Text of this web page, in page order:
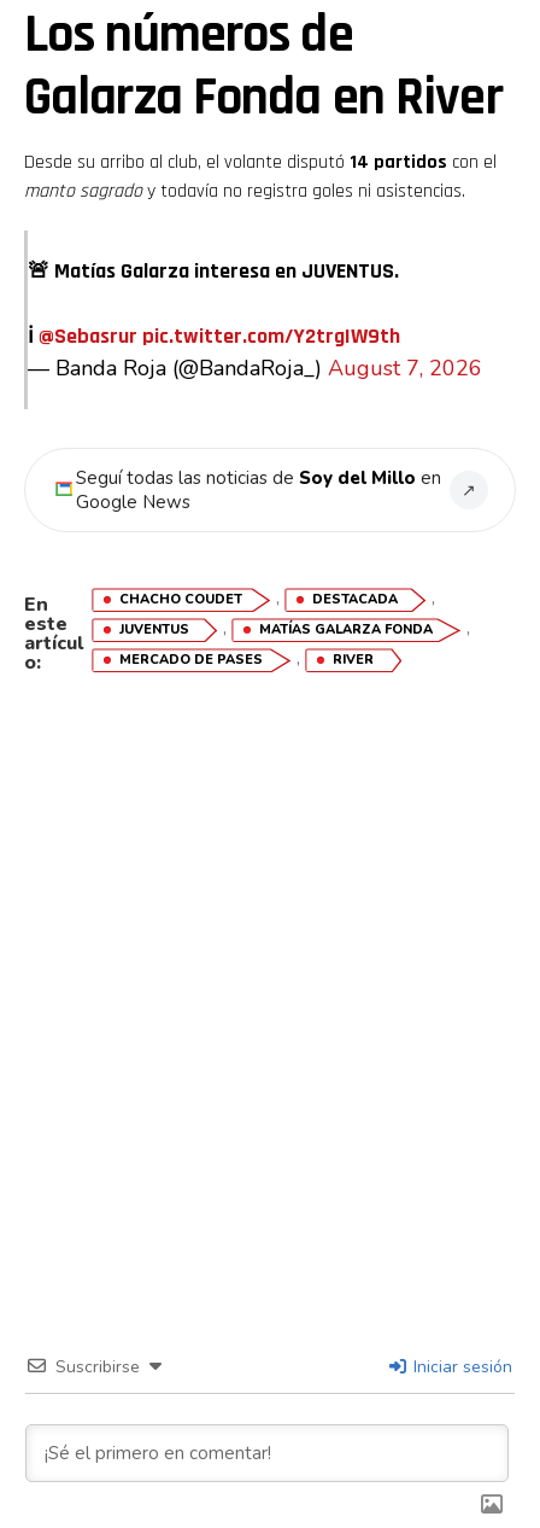
Los números de
Galarza Fonda en River
Desde su arribo al club, el volante disputó 14 partidos con el
manto sagradoy todavía no registra goles ni asistencias.
🚨 Matías Galarza interesa en JUVENTUS.
ℹ️ @Sebasrur pic.twitter.com/Y2trgIW9th
— Banda Roja (@BandaRoja_) August 7, 2026
Seguí todas las noticias de Soy del Millo en
Google News
↗
En
este
artícul
o:
CHACHO COUDET , DESTACADA ,
JUVENTUS , MATÍAS GALARZA FONDA ,
MERCADO DE PASES , RIVER
Suscribirse Iniciar sesión